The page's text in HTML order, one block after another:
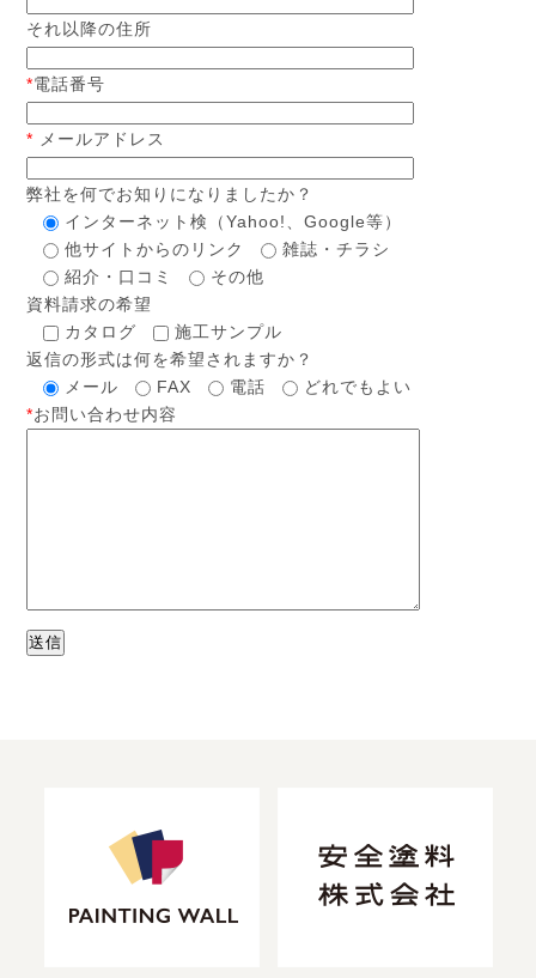
それ以降の住所
*電話番号
* メールアドレス
弊社を何でお知りになりましたか？
インターネット検（Yahoo!、Google等）
他サイトからのリンク
雑誌・チラシ
紹介・口コミ
その他
資料請求の希望
カタログ
施工サンプル
返信の形式は何を希望されますか？
メール
FAX 電話
どれでもよい
*お問い合わせ内容